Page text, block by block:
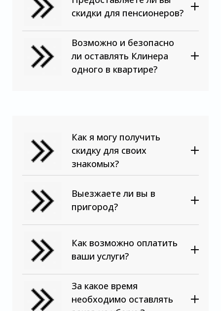
скидки для пенсионеров?
Возможно и безопасно
ли оставлять Клинера
одного в квартире?
Как я могу получить
скидку для своих
знакомых?
Выезжаете ли вы в
пригород?
Как возможно оплатить
ваши услуги?
За какое время
необходимо оставлять